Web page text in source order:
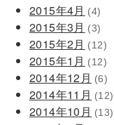
2015年4月 (4)
2015年3月 (3)
2015年2月 (12)
2015年1月 (12)
2014年12月 (6)
2014年11月 (12)
2014年10月 (13)